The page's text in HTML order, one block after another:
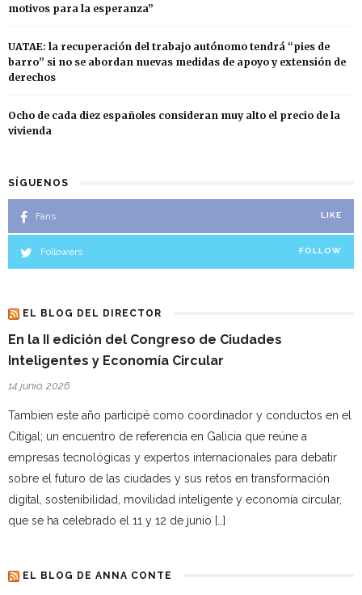
motivos para la esperanza”
UATAE: la recuperación del trabajo autónomo tendrá “pies de
barro” si no se abordan nuevas medidas de apoyo y extensión de
derechos
Ocho de cada diez españoles consideran muy alto el precio de la
vivienda
SÍGUENOS
Fans LIKE
Followers FOLLOW
EL BLOG DEL DIRECTOR
En la II edición del Congreso de Ciudades
Inteligentes y Economía Circular
14 junio, 2026
Tambien este año participé como coordinador y conductos en el
Citigal; un encuentro de referencia en Galicia que reúne a
empresas tecnológicas y expertos internacionales para debatir
sobre el futuro de las ciudades y sus retos en transformación
digital, sostenibilidad, movilidad inteligente y economía circular,
que se ha celebrado el 11 y 12 de junio […]
EL BLOG DE ANNA CONTE